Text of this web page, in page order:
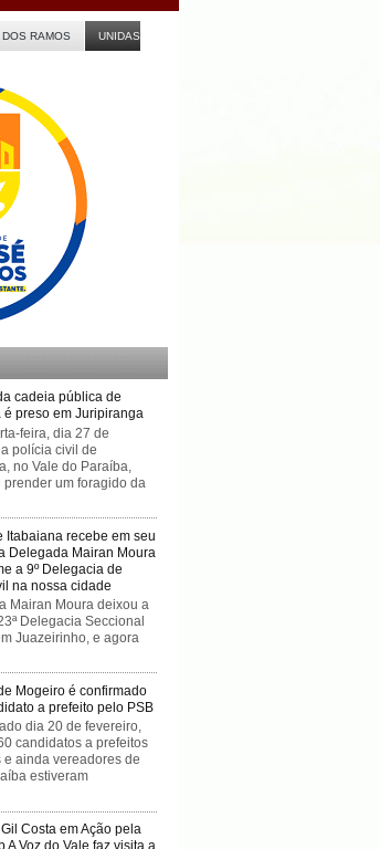
RAMOS
UNIDAS
cadeia pública de
é preso em Juripiranga
feira, dia 27 de
polícia civil de
no Vale do Paraíba,
prender um foragido da
Itabaiana recebe em seu
Delegada Mairan Moura
a 9º Delegacia de
na nossa cidade
Mairan Moura deixou a
Delegacia Seccional
Juazeirinho, e agora
Mogeiro é confirmado
a prefeito pelo PSB
dia 20 de fevereiro,
candidatos a prefeitos
e ainda vereadores de
estiveram
Costa em Ação pela
A Voz do Vale faz visita a